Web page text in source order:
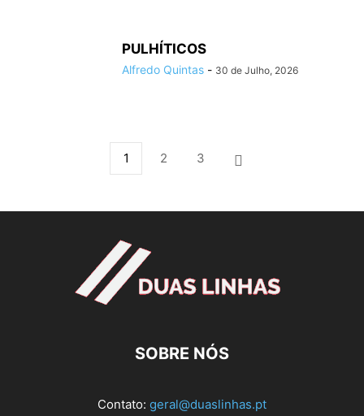
PULHÍTICOS
Alfredo Quintas - 30 de Julho, 2026
1 2 3
SOBRE NÓS
Contato: geral@duaslinhas.pt